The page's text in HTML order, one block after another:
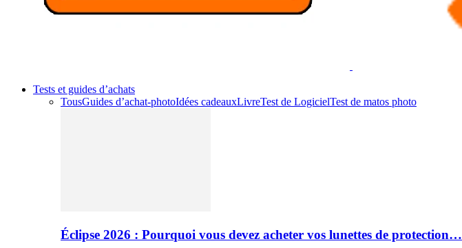
Tests et guides d’achats
TousGuides d’achat-photoIdées cadeauxLivreTest de LogicielTest de matos photo
Éclipse 2026 : Pourquoi vous devez acheter vos lunettes de protection…